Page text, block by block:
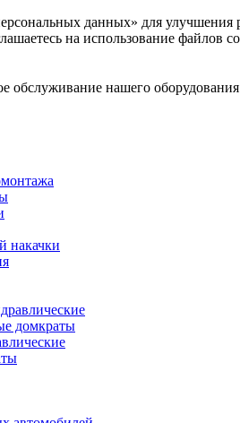
данных» для улучшения
на использование файлов
нашего оборудования
накачки
домкраты